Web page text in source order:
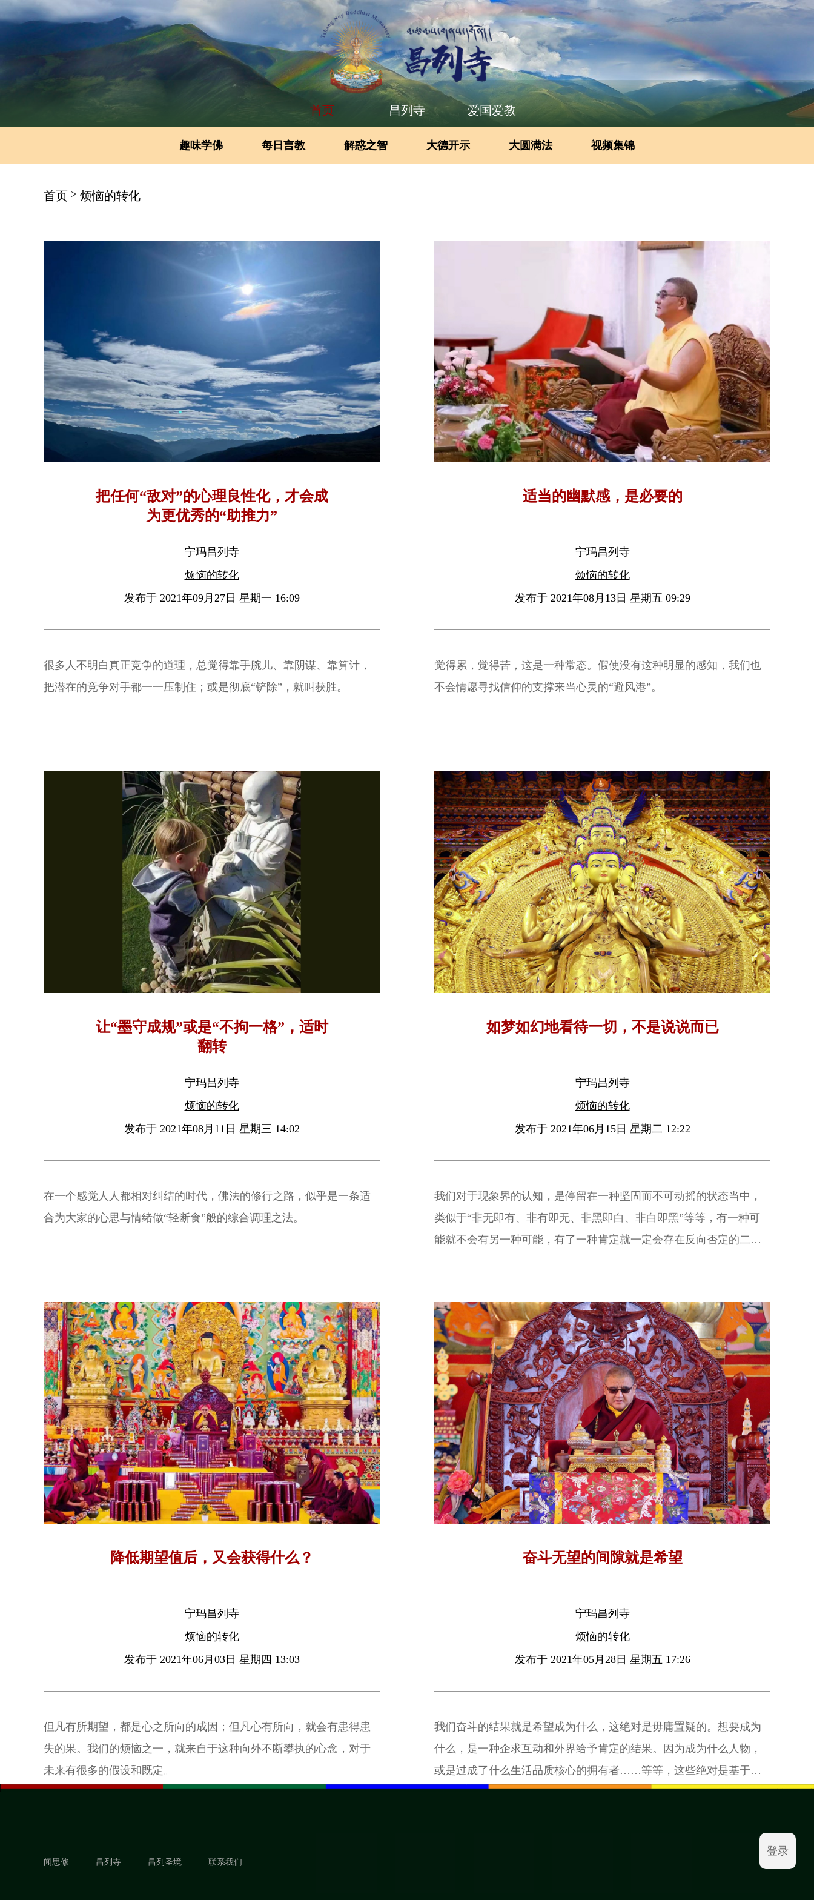
首页 昌列寺 爱国爱教
趣味学佛 每日言教 解惑之智 大德开示 大圆满法 视频集锦
首页 > 烦恼的转化
把任何“敌对”的心理良性化，才会成
为更优秀的“助推力”
宁玛昌列寺
烦恼的转化
发布于 2021年09月27日 星期一 16:09
很多人不明白真正竞争的道理，总觉得靠手腕儿、靠阴谋、靠算计，
把潜在的竞争对手都一一压制住；或是彻底“铲除”，就叫获胜。
适当的幽默感，是必要的
宁玛昌列寺
烦恼的转化
发布于 2021年08月13日 星期五 09:29
觉得累，觉得苦，这是一种常态。假使没有这种明显的感知，我们也
不会情愿寻找信仰的支撑来当心灵的“避风港”。
让“墨守成规”或是“不拘一格”，适时
翻转
宁玛昌列寺
烦恼的转化
发布于 2021年08月11日 星期三 14:02
在一个感觉人人都相对纠结的时代，佛法的修行之路，似乎是一条适
合为大家的心思与情绪做“轻断食”般的综合调理之法。
如梦如幻地看待一切，不是说说而已
宁玛昌列寺
烦恼的转化
发布于 2021年06月15日 星期二 12:22
我们对于现象界的认知，是停留在一种坚固而不可动摇的状态当中，
类似于“非无即有、非有即无、非黑即白、非白即黑”等等，有一种可
能就不会有另一种可能，有了一种肯定就一定会存在反向否定的二分
降低期望值后，又会获得什么？
宁玛昌列寺
烦恼的转化
发布于 2021年06月03日 星期四 13:03
但凡有所期望，都是心之所向的成因；但凡心有所向，就会有患得患
失的果。我们的烦恼之一，就来自于这种向外不断攀执的心念，对于
未来有很多的假设和既定。
奋斗无望的间隙就是希望
宁玛昌列寺
烦恼的转化
发布于 2021年05月28日 星期五 17:26
我们奋斗的结果就是希望成为什么，这绝对是毋庸置疑的。想要成为
什么，是一种企求互动和外界给予肯定的结果。因为成为什么人物，
或是过成了什么生活品质核心的拥有者……等等，这些绝对是基于外
界给予肯定评价和自我满足感的相得益彰。
闻思修 昌列寺 昌列圣境 联系我们
登录